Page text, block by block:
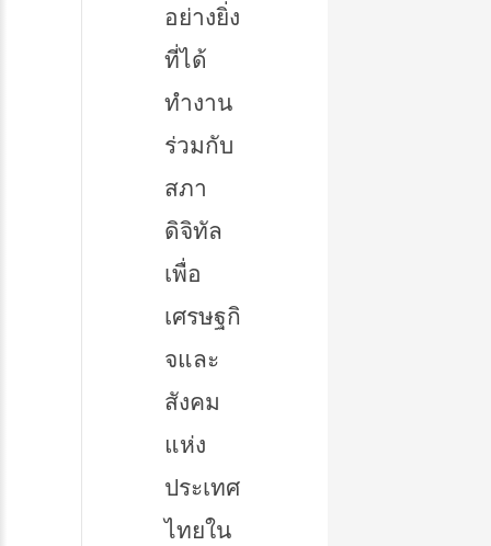
อย่างยิ่ง
ที่ได้
ทำงาน
ร่วมกับ
สภา
ดิจิทัล
เพื่อ
เศรษฐกิ
จและ
สังคม
แห่ง
ประเทศ
ไทยใน